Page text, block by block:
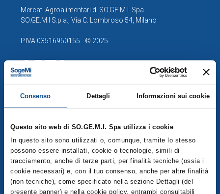
Consenso Dettagli Informazioni sui cookie
Questo sito web di SO.GE.M.I. Spa utilizza i cookie
In questo sito sono utilizzati o, comunque, tramite lo stesso
possono essere installati, cookie o tecnologie, simili di
tracciamento, anche di terze parti, per finalità tecniche (ossia i
cookie necessari) e, con il tuo consenso, anche per altre finalità
(non tecniche), come specificato nella sezione Dettagli (del
presente banner) e nella cookie policy, entrambi consultabili
Mercati Agroalimentari di SO.GE.M.I. Spa
SO.GE.M.I S.p.a., Via C. Lombroso 54, Milano
P.IVA 03516950155 - © 2025
Esplora la mappa del Comprensorio
Operatori
Servizi
MERCATO PUBBLICO